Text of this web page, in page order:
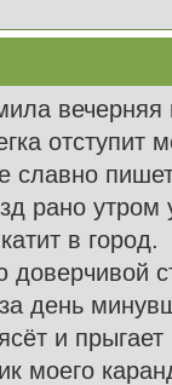
вечерняя
отступит
славно
рано утром
в
доверчивой
день
и прыгает
моего